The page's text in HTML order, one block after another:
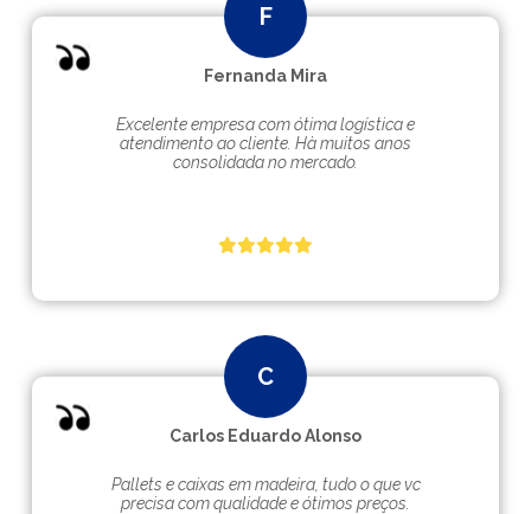
Fernanda Mira
Excelente empresa com ótima logística e
atendimento ao cliente. Hà muitos anos
consolidada no mercado.
Carlos Eduardo Alonso
Pallets e caixas em madeira, tudo o que vc
precisa com qualidade e ótimos preços.